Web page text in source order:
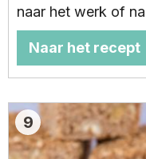
naar het werk of
Naar het recept
9